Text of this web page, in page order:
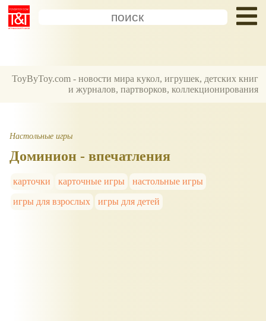
ToyByToy.com - новости мира кукол, игрушек, детских книг
и журналов, партворков, коллекционирования
Настольные игры
Доминион - впечатления
карточки карточные игры
настольные игры
игры для взрослых
игры для детей